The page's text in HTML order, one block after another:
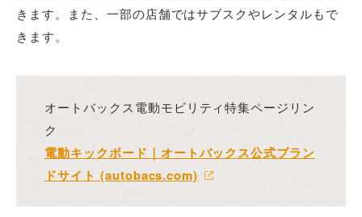
きます。また、一部の店舗ではサブスクやレンタルもで
きます。
オートバックス電動モビリティ特集ページリン
ク
電動キックボード｜オートバックス公式ブラン
ドサイト (autobacs.com)